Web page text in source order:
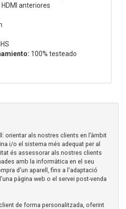
HDMI anteriores
100% testeado
orientar als nostres clients en l’àmbit
i/o el sistema més adequat per al
és assessorar als nostres clients
amb la informàtica en el seu
d'un aparell, fins a l'adaptació
pàgina web o el servei post-venda
de forma personalitzada, oferint